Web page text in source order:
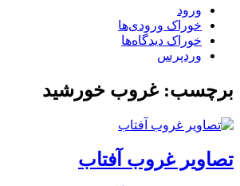
ورودی‌ها
دیدگاه‌ها
غروب خورشید
غروب آفتاب